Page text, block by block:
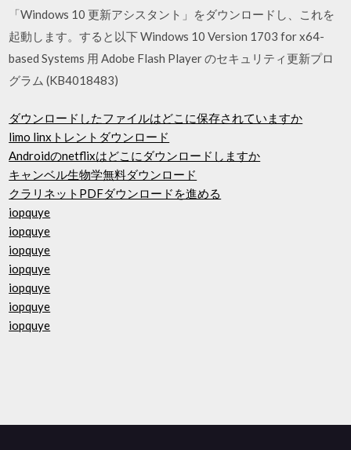
「Windows 10 更新アシスタント」をダウンロードし、これを
起動します。すると以下 Windows 10 Version 1703 for x64-
based Systems 用 Adobe Flash Player のセキュリティ更新プロ
グラム (KB4018483)
ダウンロードしたファイルはどこに保存されていますか
limo linxトレントダウンロード
Androidのnetflixはどこにダウンロードしますか
キャンベル生物学無料ダウンロード
クラリネットPDFダウンロードを進める
iopquye
iopquye
iopquye
iopquye
iopquye
iopquye
iopquye